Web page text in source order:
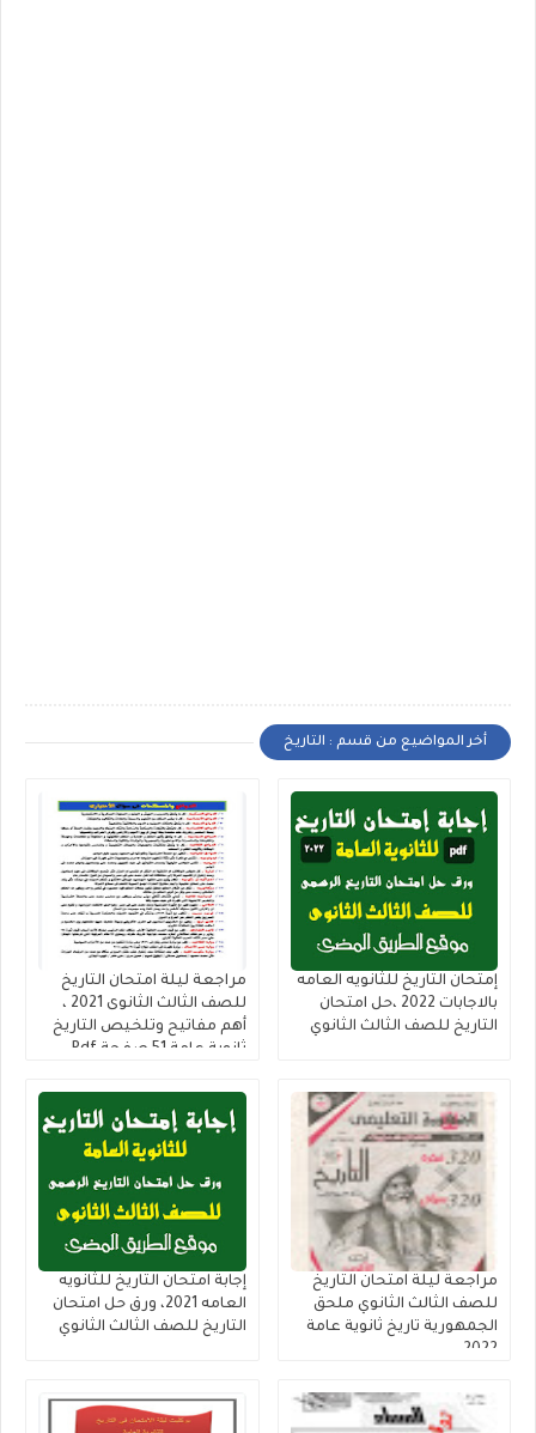
أخر المواضيع من قسم : التاريخ
إمتحان التاريخ للثانويه العامه
بالاجابات 2022 ،حل امتحان
التاريخ للصف الثالث الثانوي
مراجعة ليلة امتحان التاريخ
للصف الثالث الثانوى 2021 ،
أهم مفاتيح وتلخيص التاريخ
ثانوية عامة 51 صفحة Pdf
مراجعة ليلة امتحان التاريخ
للصف الثالث الثانوي ملحق
الجمهورية تاريخ ثانوية عامة
2022
إجابة امتحان التاريخ للثانويه
العامه 2021، ورق حل امتحان
التاريخ للصف الثالث الثانوي